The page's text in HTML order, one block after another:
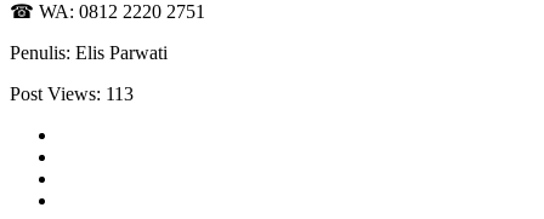
☎ WA: 0812 2220 2751
Penulis: Elis Parwati
Post Views: 113